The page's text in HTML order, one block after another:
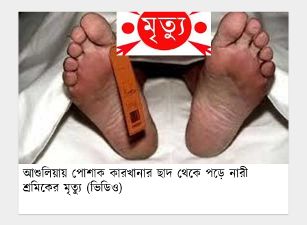
আশুলিয়ায় পোশাক কারখানার ছাদ থেকে পড়ে নারী
শ্রমিকের মৃত্যু (ভিডিও)